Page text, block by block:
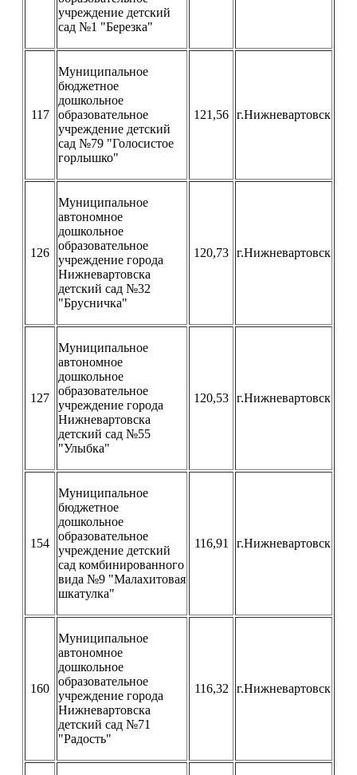
учреждение детский
сад №1 "Березка"
117
Муниципальное
бюджетное
дошкольное
образовательное
учреждение детский
сад №79 "Голосистое
горлышко"
121,56 г.Нижневартовск
126
Муниципальное
автономное
дошкольное
образовательное
учреждение города
Нижневартовска
детский сад №32
"Брусничка"
120,73 г.Нижневартовск
127
Муниципальное
автономное
дошкольное
образовательное
учреждение города
Нижневартовска
детский сад №55
"Улыбка"
120,53 г.Нижневартовск
154
Муниципальное
бюджетное
дошкольное
образовательное
учреждение детский
сад комбинированного
вида №9 "Малахитовая
шкатулка"
116,91 г.Нижневартовск
160
Муниципальное
автономное
дошкольное
образовательное
учреждение города
Нижневартовска
детский сад №71
"Радость"
116,32 г.Нижневартовск